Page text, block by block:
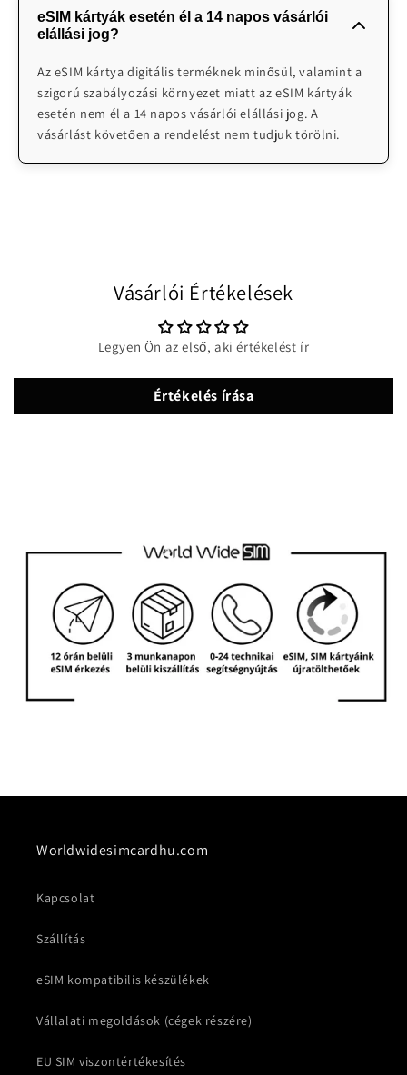
ügyfélszolgálatot biztosít probléma esetén. Illetve
emailben H-V 08:00-24:00 elérhetőek vagyunk
eSIM kártyák esetén él a 14 napos vásárlói
elállási jog?
Az eSIM kártya digitális terméknek minősül, valamint a
szigorú szabályozási környezet miatt az eSIM kártyák
esetén nem él a 14 napos vásárlói elállási jog. A
vásárlást követően a rendelést nem tudjuk törölni.
Vásárlói Értékelések
Legyen Ön az első, aki értékelést ír
Értékelés írása
Worldwidesimcardhu.com
Kapcsolat
Szállítás
eSIM kompatibilis készülékek
Vállalati megoldások (cégek részére)
EU SIM viszontértékesítés